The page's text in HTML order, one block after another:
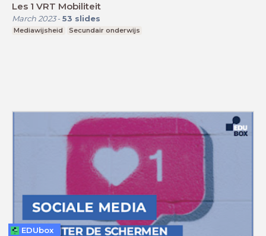
Les 1 VRT Mobiliteit
March 2023- 53 slides
Mediawijsheid Secundair onderwijs
EDUbox